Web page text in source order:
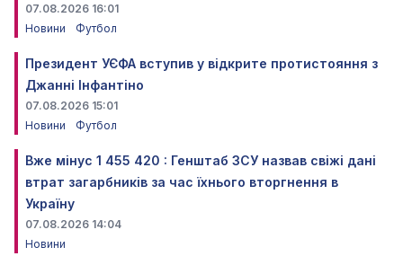
07.08.2026 16:01
Новини
Футбол
Президент УЄФА вступив у відкрите протистояння з
Джанні Інфантіно
07.08.2026 15:01
Новини
Футбол
Вже мінус 1 455 420 : Генштаб ЗСУ назвав свіжі дані
втрат загарбників за час їхнього вторгнення в
Україну
07.08.2026 14:04
Новини